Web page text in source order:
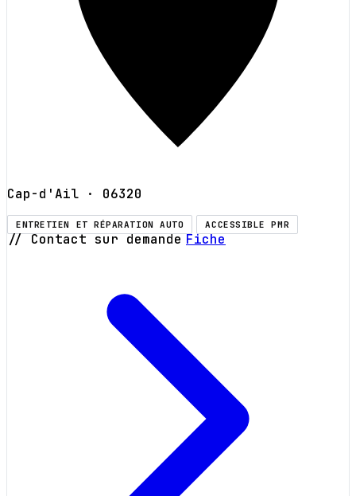
Cap-d'Ail · 06320
ENTRETIEN ET RÉPARATION AUTO ACCESSIBLE PMR
// Contact sur demande Fiche